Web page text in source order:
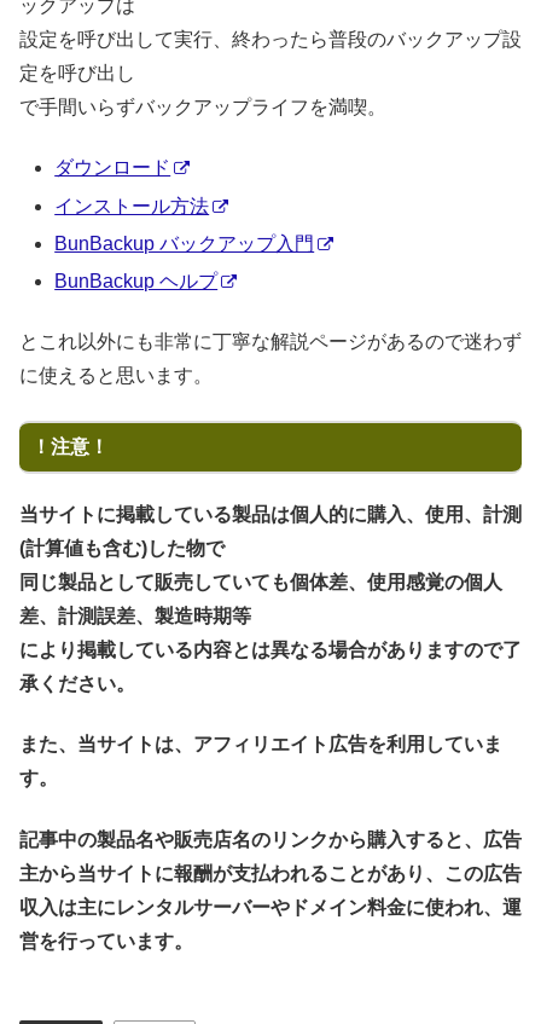
ックアップは
設定を呼び出して実行、終わったら普段のバックアップ設
定を呼び出し
で手間いらずバックアップライフを満喫。
ダウンロード
インストール方法
BunBackup バックアップ入門
BunBackup ヘルプ
とこれ以外にも非常に丁寧な解説ページがあるので迷わず
に使えると思います。
！注意！
当サイトに掲載している製品は個人的に購入、使用、計測
(計算値も含む)した物で
同じ製品として販売していても個体差、使用感覚の個人
差、計測誤差、製造時期等
により掲載している内容とは異なる場合がありますので了
承ください。
また、当サイトは、アフィリエイト広告を利用していま
す。
記事中の製品名や販売店名のリンクから購入すると、広告
主から当サイトに報酬が支払われることがあり、この広告
収入は主にレンタルサーバーやドメイン料金に使われ、運
営を行っています。